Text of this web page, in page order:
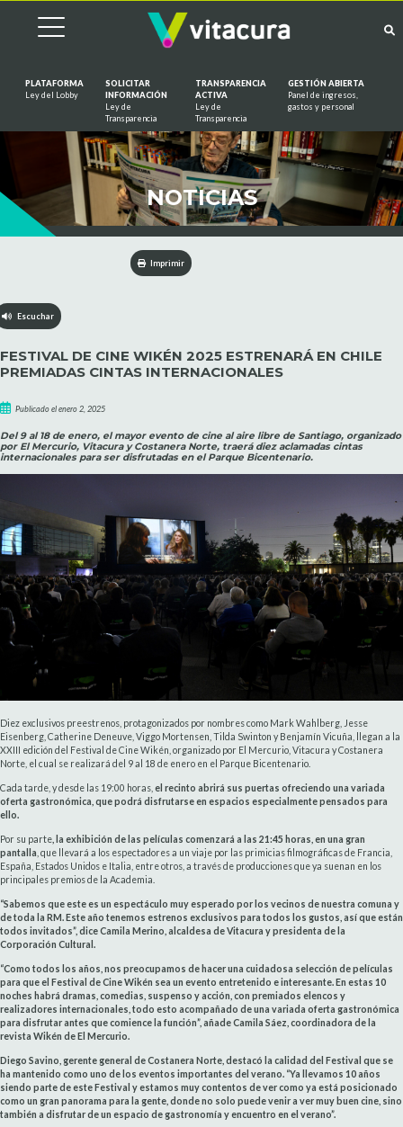
PLATAFORMA
Ley del Lobby
SOLICITAR
INFORMACIÓN
Ley de
Transparencia
TRANSPARENCIA
ACTIVA
Ley de
Transparencia
GESTIÓN ABIERTA
Panel de ingresos,
gastos y personal
NOTICIAS
Imprimir
Escuchar
FESTIVAL DE CINE WIKÉN 2025 ESTRENARÁ EN CHILE
PREMIADAS CINTAS INTERNACIONALES
Publicado el enero 2, 2025
Del 9 al 18 de enero, el mayor evento de cine al aire libre de Santiago, organizado
por El Mercurio, Vitacura y Costanera Norte, traerá diez aclamadas cintas
internacionales para ser disfrutadas en el Parque Bicentenario.
Diez exclusivos preestrenos, protagonizados por nombres como Mark Wahlberg, Jesse
Eisenberg, Catherine Deneuve, Viggo Mortensen, Tilda Swinton y Benjamín Vicuña, llegan a la
XXIII edición del Festival de Cine Wikén, organizado por El Mercurio, Vitacura y Costanera
Norte, el cual se realizará del 9 al 18 de enero en el Parque Bicentenario.
Cada tarde, y desde las 19:00 horas, el recinto abrirá sus puertas ofreciendo una variada
oferta gastronómica, que podrá disfrutarse en espacios especialmente pensados para
ello.
Por su parte , la exhibición de las películas comenzará a las 21:45 horas, en una gran
pantalla , que llevará a los espectadores a un viaje por las primicias filmográficas de Francia,
España, Estados Unidos e Italia, entre otros, a través de producciones que ya suenan en los
principales premios de la Academia.
“Sabemos que este es un espectáculo muy esperado por los vecinos de nuestra comuna y
de toda la RM. Este año tenemos estrenos exclusivos para todos los gustos, así que están
todos invitados”, dice Camila Merino, alcaldesa de Vitacura y presidenta de la
Corporación Cultural.
“Como todos los años, nos preocupamos de hacer una cuidadosa selección de películas
para que el Festival de Cine Wikén sea un evento entretenido e interesante. En estas 10
noches habrá dramas, comedias, suspenso y acción, con premiados elencos y
realizadores internacionales, todo esto acompañado de una variada oferta gastronómica
para disfrutar antes que comience la función”, añade Camila Sáez, coordinadora de la
revista Wikén de El Mercurio.
Diego Savino, gerente general de Costanera Norte, destacó la calidad del Festival que se
ha mantenido como uno de los eventos importantes del verano. “Ya llevamos 10 años
siendo parte de este Festival y estamos muy contentos de ver como ya está posicionado
como un gran panorama para la gente, donde no solo puede venir a ver muy buen cine, sino
también a disfrutar de un espacio de gastronomía y encuentro en el verano”.